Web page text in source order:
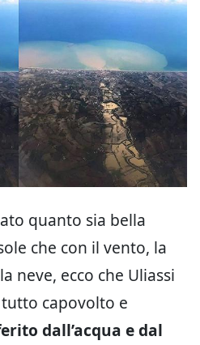
quanto sia bella
che con il vento, la
neve, ecco che Uliassi
capovolto e
dall’acqua e dal